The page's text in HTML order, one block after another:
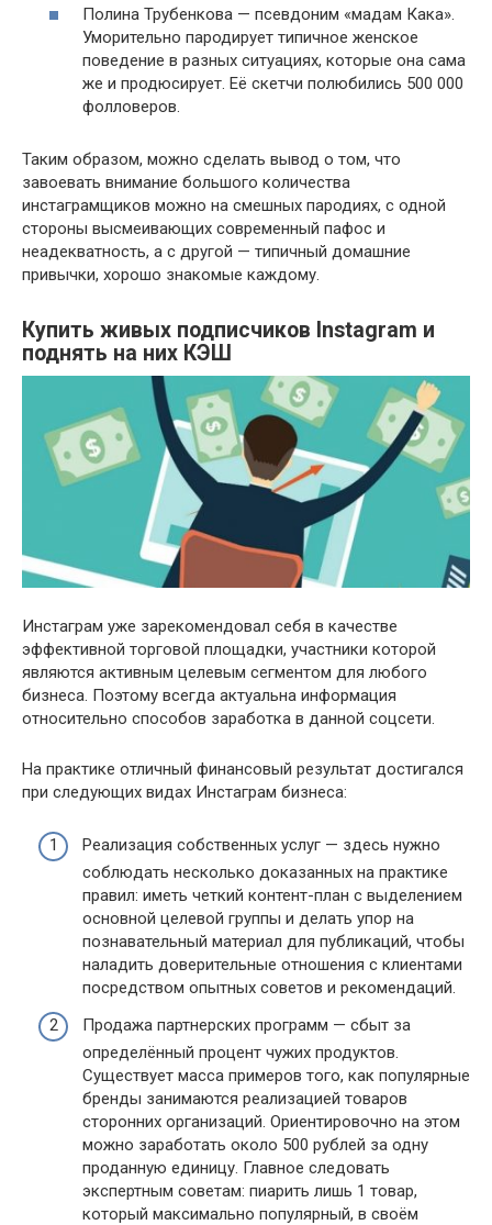
Полина Трубенкова — псевдоним «мадам Кака».
Уморительно пародирует типичное женское
поведение в разных ситуациях, которые она сама
же и продюсирует. Её скетчи полюбились 500 000
фолловеров.
Таким образом, можно сделать вывод о том, что
завоевать внимание большого количества
инстаграмщиков можно на смешных пародиях, с одной
стороны высмеивающих современный пафос и
неадекватность, а с другой — типичный домашние
привычки, хорошо знакомые каждому.
Купить живых подписчиков Instagram и
поднять на них КЭШ
Инстаграм уже зарекомендовал себя в качестве
эффективной торговой площадки, участники которой
являются активным целевым сегментом для любого
бизнеса. Поэтому всегда актуальна информация
относительно способов заработка в данной соцсети.
На практике отличный финансовый результат достигался
при следующих видах Инстаграм бизнеса:
Реализация собственных услуг — здесь нужно
соблюдать несколько доказанных на практике
правил: иметь четкий контент-план с выделением
основной целевой группы и делать упор на
познавательный материал для публикаций, чтобы
наладить доверительные отношения с клиентами
посредством опытных советов и рекомендаций.
Продажа партнерских программ — сбыт за
определённый процент чужих продуктов.
Существует масса примеров того, как популярные
бренды занимаются реализацией товаров
сторонних организаций. Ориентировочно на этом
можно заработать около 500 рублей за одну
проданную единицу. Главное следовать
экспертным советам: пиарить лишь 1 товар,
который максимально популярный, в своём